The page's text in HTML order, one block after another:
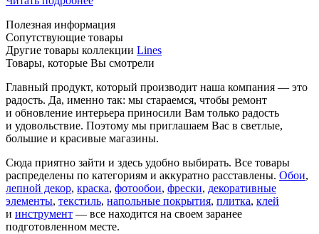
Полезная информация
Сопутствующие товары
Другие товары коллекции Lines
Товары, которые Вы смотрели
Главный продукт, который производит наша компания — это
радость. Да, именно так: мы стараемся, чтобы ремонт
и обновление интерьера приносили Вам только радость
и удовольствие. Поэтому мы приглашаем Вас в светлые,
большие и красивые магазины.
Сюда приятно зайти и здесь удобно выбирать. Все товары
распределены по категориям и аккуратно расставлены. Обои,
лепной декор, краска, фотообои, фрески, декоративные
элементы, текстиль, напольные покрытия, плитка, клей
и инструмент — все находится на своем заранее
подготовленном месте.